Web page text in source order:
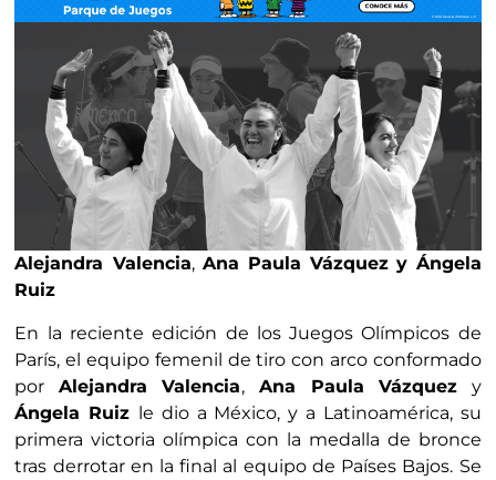
Alejandra Valencia, Ana Paula Vázquez y Ángela
Ruiz
En la reciente edición de los Juegos Olímpicos de
París, el equipo femenil de tiro con arco conformado
por Alejandra Valencia,Ana Paula Vázquez y
Ángela Ruiz le dio a México, y a Latinoamérica, su
primera victoria olímpica con la medalla de bronce
tras derrotar en la final al equipo de Países Bajos. Se